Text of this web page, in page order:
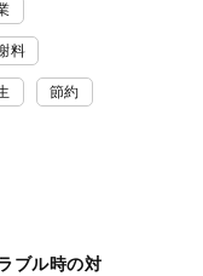
料
節約
ブル時の対